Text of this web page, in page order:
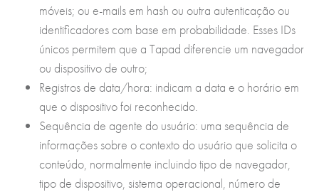
móveis; ou e-mails em hash ou outra autenticação ou
identificadores com base em probabilidade. Esses IDs
únicos permitem que a Tapad diferencie um navegador
ou dispositivo de outro;
Registros de data/hora: indicam a data e o horário em
que o dispositivo foi reconhecido.
Sequência de agente do usuário: uma sequência de
informações sobre o contexto do usuário que solicita o
conteúdo, normalmente incluindo tipo de navegador,
tipo de dispositivo, sistema operacional, número de